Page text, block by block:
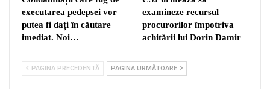
executarea pedepsei vor
putea fi dați în căutare
imediat. Noi…
examineze recursul
procurorilor împotriva
achitării lui Dorin Damir
PAGINA PRECEDENTĂ PAGINA URMĂTOARE